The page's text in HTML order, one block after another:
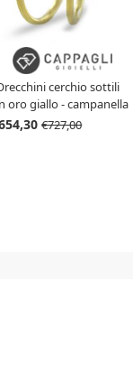
cerchio sottili
oro giallo - campanella
€727,00